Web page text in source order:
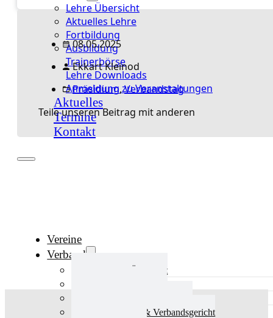
Lehre Übersicht
Aktuelles Lehre
Fortbildung
Ausbildung
Trainerbörse
Lehre Downloads
Anmeldung zu Veranstaltungen
Aktuelles
Termine
Kontakt
Vereine
Verband
Verband Übersicht
Ausschüsse & Verbandsgericht
08.05.2025
Ekkart Kleinod
Präsidium,Verbandstag
Teile unseren Beitrag mit anderen